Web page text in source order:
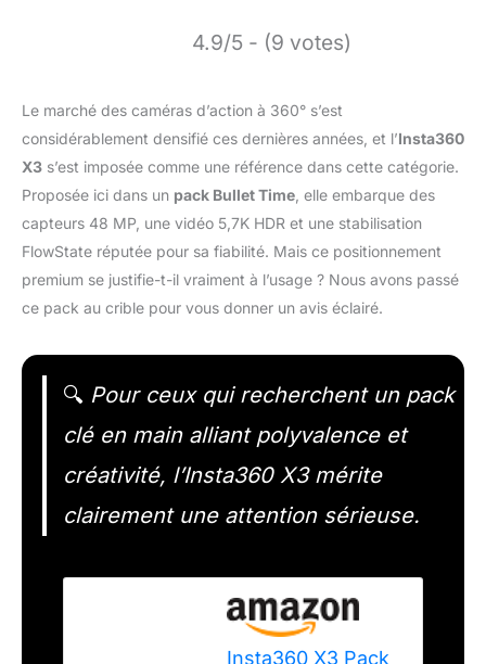
4.9/5 - (9 votes)
Le marché des caméras d’action à 360° s’est
considérablement densifié ces dernières années, et l’Insta360
X3 s’est imposée comme une référence dans cette catégorie.
Proposée ici dans un pack Bullet Time , elle embarque des
capteurs 48 MP, une vidéo 5,7K HDR et une stabilisation
FlowState réputée pour sa fiabilité. Mais ce positionnement
premium se justifie-t-il vraiment à l’usage ? Nous avons passé
ce pack au crible pour vous donner un avis éclairé.
🔍 Pour ceux qui recherchent un pack
clé en main alliant polyvalence et
créativité, l’Insta360 X3 mérite
clairement une attention sérieuse.
Insta360 X3 Pack